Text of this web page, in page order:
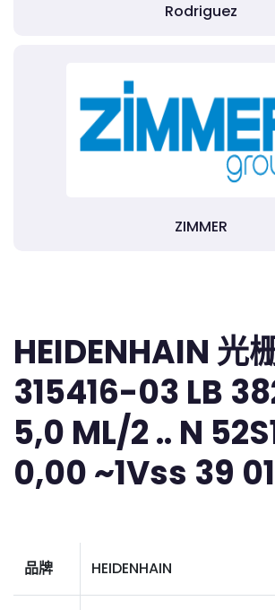
Rodriguez
ZIMMER
HEIDENHAIN 光
315416-03 LB
5,0 ML/2 .. N
0,00 ~1Vss 39
品牌 HEIDENHAIN